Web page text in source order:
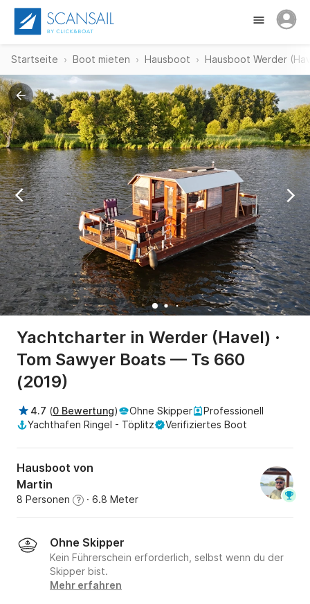
Startseite Boot mieten Hausboot Hausboot Werder
Yachtcharter in Werder (Havel) ·
Tom Sawyer Boats — Ts 660
(2019)
4.7 (0 Bewertung) Ohne Skipper
Professionell
Yachthafen Ringel - Töplitz
Verifiziertes Boot
Hausboot von
Martin
8 Personen ? · 6.8 Meter
Ohne Skipper
Kein Führerschein erforderlich, selbst wenn du der
Skipper bist.
Mehr erfahren